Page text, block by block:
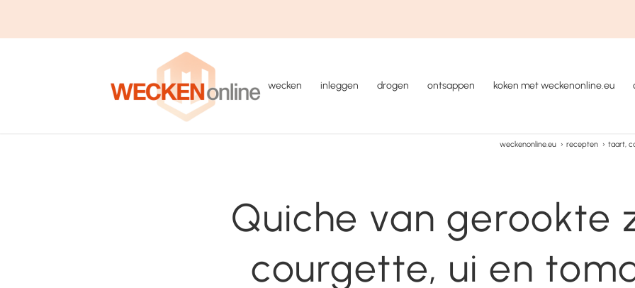
wecken inleggen drogen ontsappen koken met weckenonline.eu
weckenonline.eu › recepten › taart,
Quiche van gerookte
courgette, ui en